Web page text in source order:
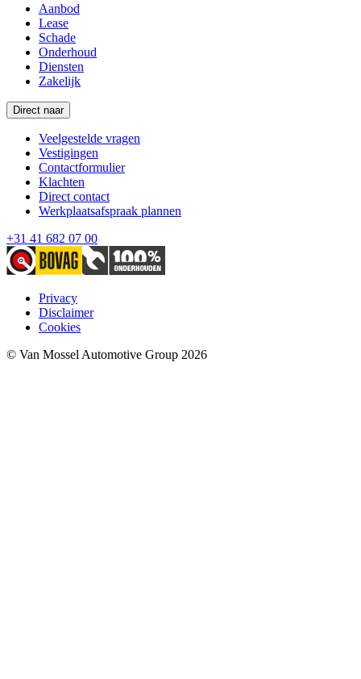
Aanbod
Lease
Schade
Onderhoud
Diensten
Zakelijk
Direct naar
Veelgestelde vragen
Vestigingen
Contactformulier
Klachten
Direct contact
Werkplaatsafspraak plannen
+31 41 682 07 00
Privacy
Disclaimer
Cookies
© Van Mossel Automotive Group 2026